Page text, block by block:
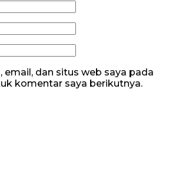
email, dan situs web saya pada
komentar saya berikutnya.